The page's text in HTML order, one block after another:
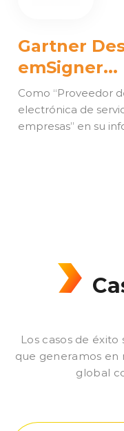
Gartner
emSigner...
Como “Proveedor
electrónica de
empresas” en su
Los casos de
que generamos en
global